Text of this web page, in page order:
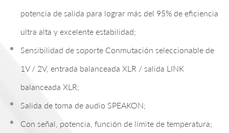
potencia de salida para lograr más del 95% de eficiencia
ultra alta y excelente estabilidad;
Sensibilidad de soporte Conmutación seleccionable de
1V / 2V, entrada balanceada XLR / salida LINK
balanceada XLR;
Salida de toma de audio SPEAKON;
Con señal, potencia, función de límite de temperatura;